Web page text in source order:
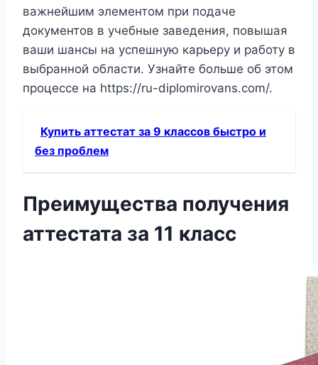
важнейшим элементом при подаче
документов в учебные заведения, повышая
ваши шансы на успешную карьеру и работу в
выбранной области. Узнайте больше об этом
процессе на https://ru-diplomirovans.com/.
Купить аттестат за 9 классов быстро и
без проблем
Преимущества получения
аттестата за 11 класс